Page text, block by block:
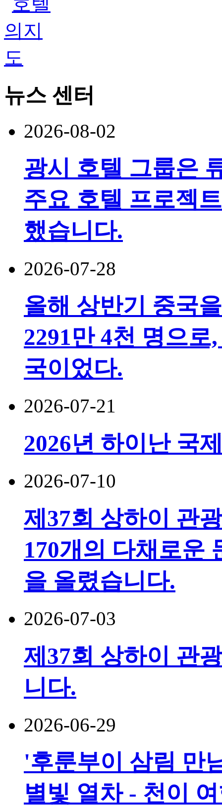
뉴스 센터
2026-08-02
광시 호텔 그룹은
주요 호텔 프로젝
했습니다.
2026-07-28
올해 상반기 중국
2291만 4천 명으
국이었다.
2026-07-21
2026년 하이난 국
2026-07-10
제37회 상하이 관
170개의 다채로운
을 올렸습니다.
2026-07-03
제37회 상하이 관
니다.
2026-06-29
'후룬부이 삼림 만
별빛 열차 - 천이